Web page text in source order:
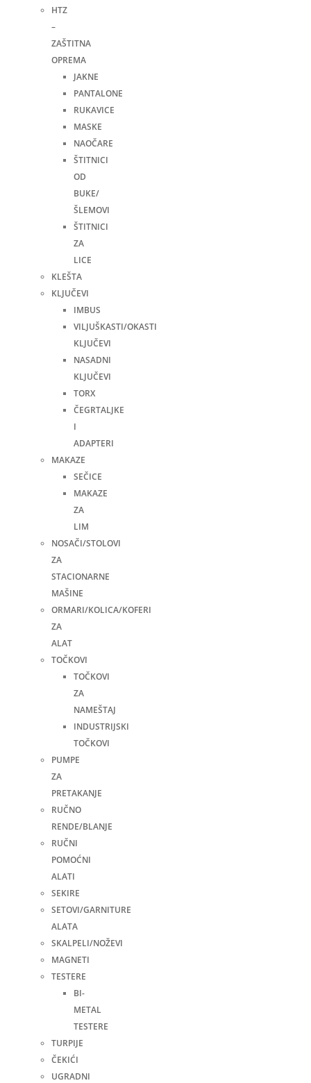
HTZ
–
ZAŠTITNA
OPREMA
JAKNE
PANTALONE
RUKAVICE
MASKE
NAOČARE
ŠTITNICI
OD
BUKE/
ŠLEMOVI
ŠTITNICI
ZA
LICE
KLEŠTA
KLJUČEVI
IMBUS
VILJUŠKASTI/OKASTI
KLJUČEVI
NASADNI
KLJUČEVI
TORX
ČEGRTALJKE
I
ADAPTERI
MAKAZE
SEČICE
MAKAZE
ZA
LIM
NOSAČI/STOLOVI
ZA
STACIONARNE
MAŠINE
ORMARI/KOLICA/KOFERI
ZA
ALAT
TOČKOVI
TOČKOVI
ZA
NAMEŠTAJ
INDUSTRIJSKI
TOČKOVI
PUMPE
ZA
PRETAKANJE
RUČNO
RENDE/BLANJE
RUČNI
POMOĆNI
ALATI
SEKIRE
SETOVI/GARNITURE
ALATA
SKALPELI/NOŽEVI
MAGNETI
TESTERE
BI-
METAL
TESTERE
TURPIJE
ČEKIĆI
UGRADNI